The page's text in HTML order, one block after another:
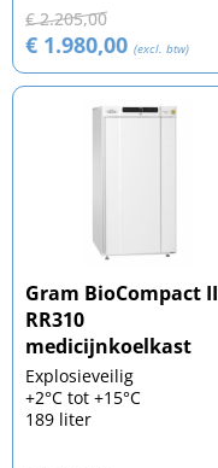
€ 2.205,00
€ 1.980,00 (excl. btw)
Gram BioCompact II
RR310
medicijnkoelkast
Explosieveilig
+2°C tot +15°C
189 liter